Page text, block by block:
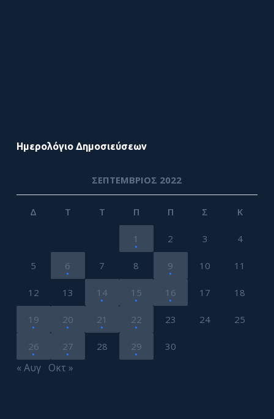
Ημερολόγιο Δημοσιεύσεων
ΣΕΠΤΈΜΒΡΙΟΣ 2022
Δ Τ Τ Π Π Σ Κ
1 2 3 4
5 6 7 8 9 10 11
12 13 14 15 16 17 18
19 20 21 22 23 24 25
26 27 28 29 30
« Αυγ Οκτ »